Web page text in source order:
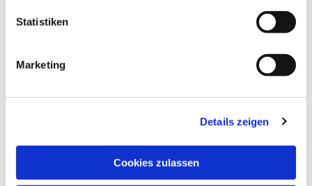
Statistiken
Marketing
Details zeigen
Cookies zulassen